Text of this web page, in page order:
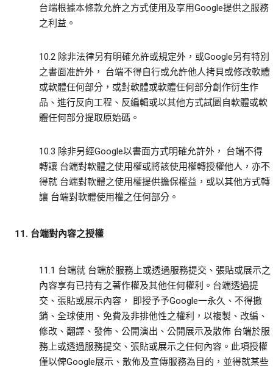
台端根據本條款允許之方式使用及享用Google提供之服務
之利益。
10.2 除非法律另有明確允許或規定外，或Google另有特別
之書面准許外， 台端不得自行或允許他人拷貝或修改軟體
或軟體任何部分，或對軟體或軟體任何部分創作衍生作
品、進行反向工程、反編輯或以其他方式試圖自軟體或軟
體任何部分提取原始碼。
10.3 除非另經Google以書面方式明確允許外， 台端不得
轉讓 台端對軟體之使用權或將該使用權轉授權他人，亦不
得就 台端對軟體之使用權提供擔保權益，或以其他方式轉
讓 台端對軟體使用權之任何部分。
11. 台端對內容之授權
11.1 台端就 台端於服務上或透過服務提交、張貼或展示之
內容享有已持有之著作權及其他任何權利。台端透過提
交、張貼或展示內容， 即授予予Google一永久、不得撤
銷、全球使用、免費及非排他性之權利，以複製、改編、
修改、翻譯、發佈、公開演出、公開展示及散佈 台端於服
務上或透過服務提交、張貼或展示之任何內容。此項授權
僅以俾Google展示、散佈及宣傳服務為目的，並得就某些